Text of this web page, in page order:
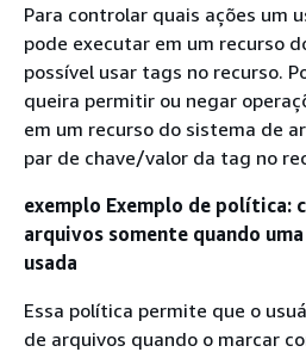
Para controlar quais ações um
pode executar em um recurso
possível usar tags no recurso.
queira permitir ou negar
em um recurso do sistema de
par de chave/valor da tag no
exemplo Exemplo de política:
arquivos somente quando
usada
Essa política permite que o
de arquivos quando o marcar